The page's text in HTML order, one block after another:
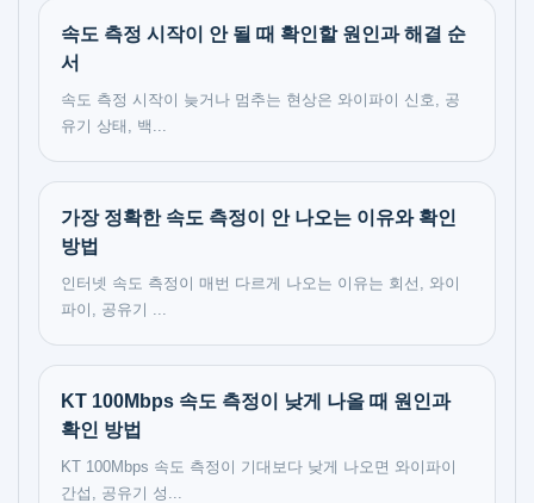
속도 측정 시작이 안 될 때 확인할 원인과 해결 순
서
속도 측정 시작이 늦거나 멈추는 현상은 와이파이 신호, 공
유기 상태, 백...
가장 정확한 속도 측정이 안 나오는 이유와 확인
방법
인터넷 속도 측정이 매번 다르게 나오는 이유는 회선, 와이
파이, 공유기 ...
KT 100Mbps 속도 측정이 낮게 나올 때 원인과
확인 방법
KT 100Mbps 속도 측정이 기대보다 낮게 나오면 와이파이
간섭, 공유기 성...